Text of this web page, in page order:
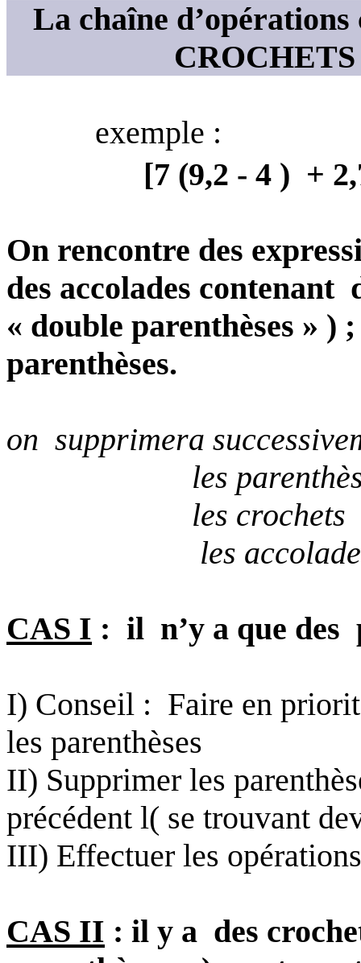
La chaîne d’opérations
exemple :
[7 (9,2 - 4 ) +
On rencontre des
des accolades contenant
« double parenthèses » )
parenthèses.
on supprimera
les
les crochets
les
CAS I : il n’y a que des
I) Conseil : Faire en
les parenthèses
II) Supprimer les
précédent l( se trouvant
III) Effectuer les
CAS II : il y a des